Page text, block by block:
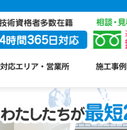
対応エリア・営業所 施工事例